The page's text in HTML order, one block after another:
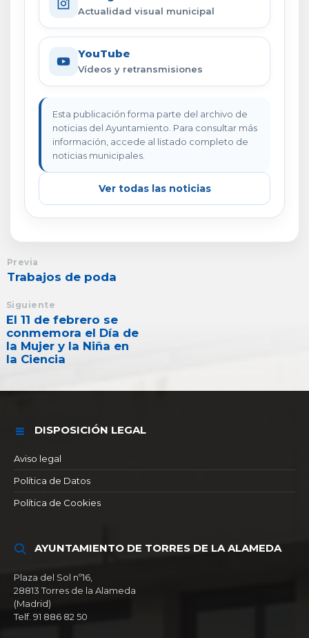
Actualidad visual municipal
YouTube
Vídeos y retransmisiones
Esta publicación forma parte del archivo de
noticias del Ayuntamiento. Para consultar más
información, accede al listado completo de
noticias municipales.
Ver todas las noticias
Previa
Trabajos de poda
Siguiente
El 11 de febrero se
conmemora el Día de
la Mujer y la Niña en
la Ciencia
DISPOSICIÓN LEGAL
Aviso legal
Política de Datos
Política de Cookies
AYUNTAMIENTO DE TORRES DE LA ALAMEDA
Plaza del Sol nº16,
28813 Torres de la Alameda
(Madrid)
Telf. 91 886 82 50